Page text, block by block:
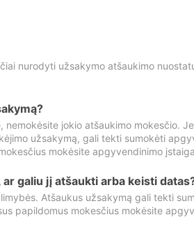
nurodyti užsakymo atšaukimo
jokio atšaukimo mokesčio.
užsakymą, gali tekti sumokėti
mokėsite apgyvendinimo
galiu jį atšaukti arba keisti
Atšaukus užsakymą gali tekti
papildomus mokesčius mokėsite